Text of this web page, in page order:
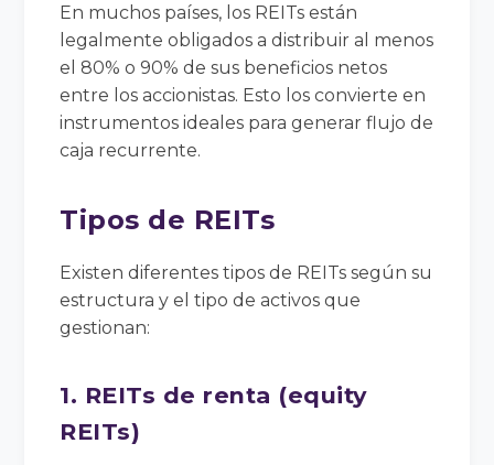
En muchos países, los REITs están
legalmente obligados a distribuir al menos
el 80% o 90% de sus beneficios netos
entre los accionistas. Esto los convierte en
instrumentos ideales para generar flujo de
caja recurrente.
Tipos de REITs
Existen diferentes tipos de REITs según su
estructura y el tipo de activos que
gestionan:
1. REITs de renta (equity
REITs)